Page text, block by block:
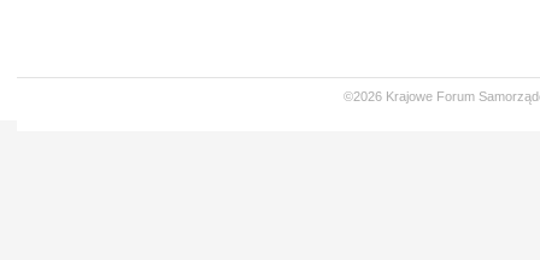
©2026 Krajowe Forum